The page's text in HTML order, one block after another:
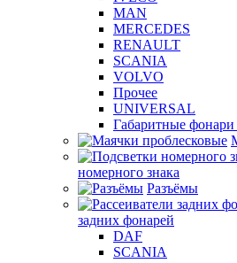
MAN
MERCEDES
RENAULT
SCANIA
VOLVO
Прочее
UNIVERSAL
Габаритные фонари
номерного знака
Разъёмы
задних фонарей
DAF
SCANIA